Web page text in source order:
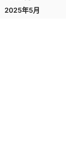
2025年5月